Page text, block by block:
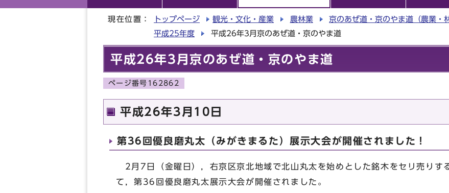
現在位置： トップページ 観光・文化・産業 農林業
京のあぜ道・京のやま道（農業・
平成25年度
平成26年3月京のあぜ道・京のやま道
平成26年3月京のあぜ道・京のやま道
ページ番号162862
平成26年3月10日
第36回優良磨丸太（みがきまるた）展示大会が開催されました！
2月7日（金曜日），右京区京北地域で北山丸太を始めとした銘木をセリ売りす
て，第36回優良磨丸太展示大会が開催されました。